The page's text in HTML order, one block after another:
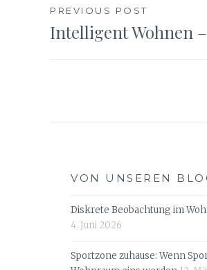
PREVIOUS POST
Intelligent Wohnen –
VON UNSEREN
Diskrete Beobachtung im
4. Juni 2026
Sportzone zuhause: Wenn